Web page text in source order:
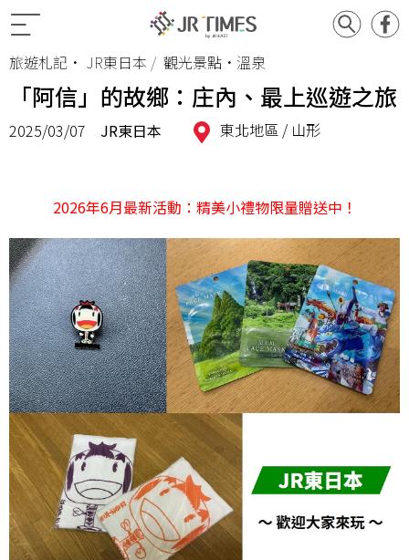
旅遊札記 • JR東日本 觀光景點•溫泉
「阿信」的故鄉：庄內、最上巡遊之旅
2025/03/07 JR東日本 東北地區 / 山形
2026年6月最新活動：精美小禮物限量贈送中！